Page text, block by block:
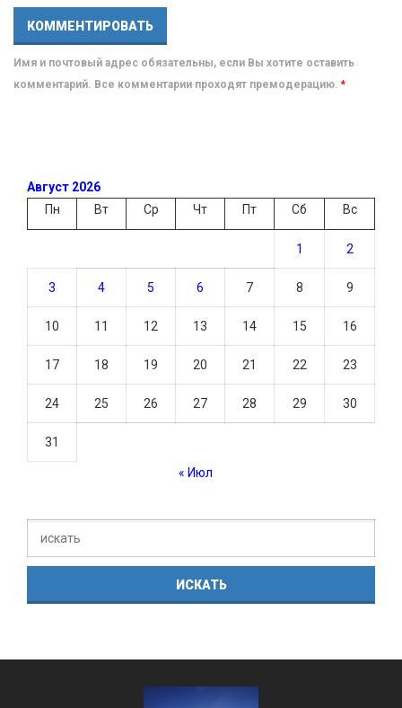
Имя и почтовый адрес обязательны, если Вы хотите оставить
комментарий. Все комментарии проходят премодерацию. *
Август 2026
Пн
Вт Ср Чт Пт Сб Вс
1 2
3 4 5 6 7 8 9
10 11 12 13 14 15 16
17 18 19 20 21 22 23
24 25 26 27 28 29 30
31
« Июл